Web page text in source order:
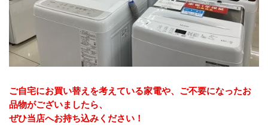
ご自宅にお買い替えを考えている家電や、ご不要になったお
品物がございましたら、
﻿ぜひ当店へお持ち込みください！